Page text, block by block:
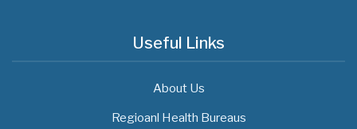
Useful Links
About Us
Regioanl Health Bureaus